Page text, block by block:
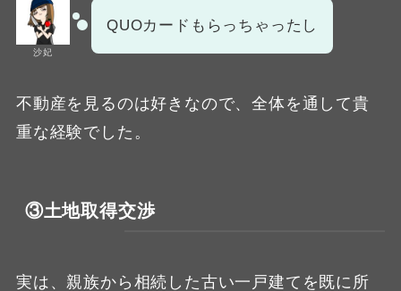
沙妃
QUOカードもらっちゃったし
不動産を見るのは好きなので、全体を通して貴
重な経験でした。
③土地取得交渉
実は、親族から相続した古い一戸建てを既に所